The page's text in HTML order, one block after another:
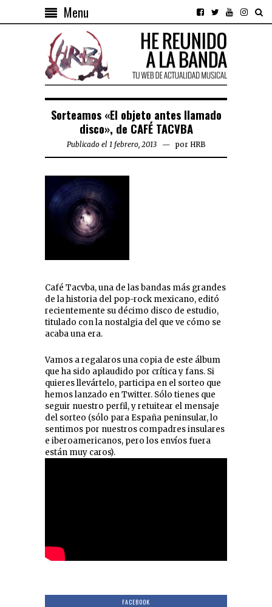
Menu
Sorteamos «El objeto antes llamado
disco», de CAFÉ TACVBA
Publicado el 1 febrero, 2013 por HRB
Café Tacvba, una de las bandas más grandes
de la historia del pop-rock mexicano, editó
recientemente su décimo disco de estudio,
titulado con la nostalgia del que ve cómo se
acaba una era.
Vamos a regalaros una copia de este álbum
que ha sido aplaudido por crítica y fans. Si
quieres llevártelo, participa en el sorteo que
hemos lanzado en Twitter. Sólo tienes que
seguir nuestro perfil, y retuitear el mensaje
del sorteo (sólo para España peninsular, lo
sentimos por nuestros compadres insulares
e iberoamericanos, pero los envíos fuera
están muy caros).
FACEBOOK